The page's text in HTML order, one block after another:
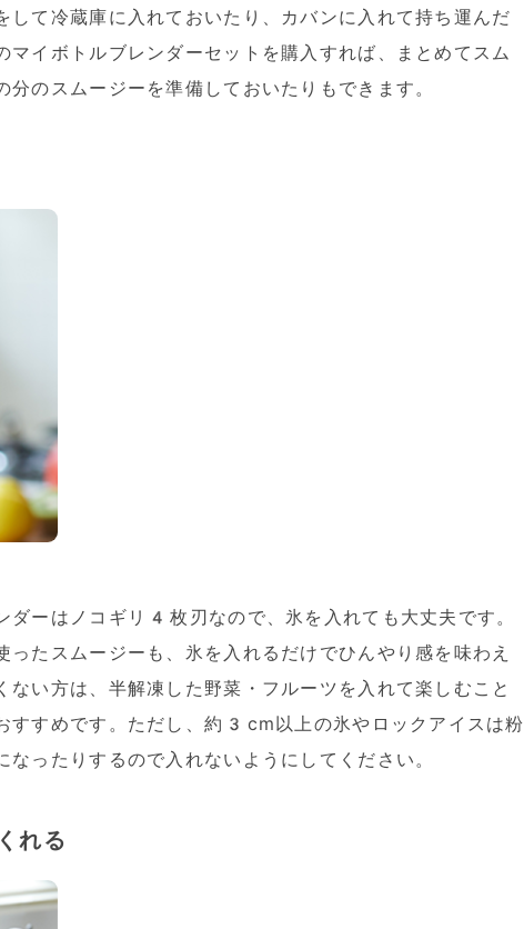
して冷蔵庫に入れておいたり、カバンに入れて持ち運んだ
マイボトルブレンダーセットを購入すれば、まとめてスム
のスムージーを準備しておいたりもできます。
ダーはノコギリ4枚刃なので、氷を入れても大丈夫です。
ったスムージーも、氷を入れるだけでひんやり感を味わえ
ない方は、半解凍した野菜・フルーツを入れて楽しむこと
すすめです。ただし、約3cm以上の氷やロックアイスは粉
ったりするので入れないようにしてください。
れる